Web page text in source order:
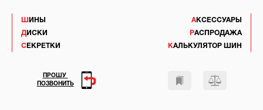
ШИНЫ
ДИСКИ
СЕКРЕТКИ
АКСЕССУАРЫ
РАСПРОДАЖА
КАЛЬКУЛЯТОР ШИН
ПРОШУ
ПОЗВОНИТЬ